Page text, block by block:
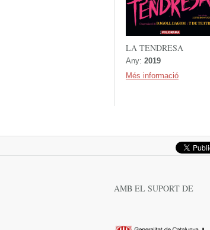
LA TENDRESA
Any: 2019
Més informació
AMB EL SUPORT DE